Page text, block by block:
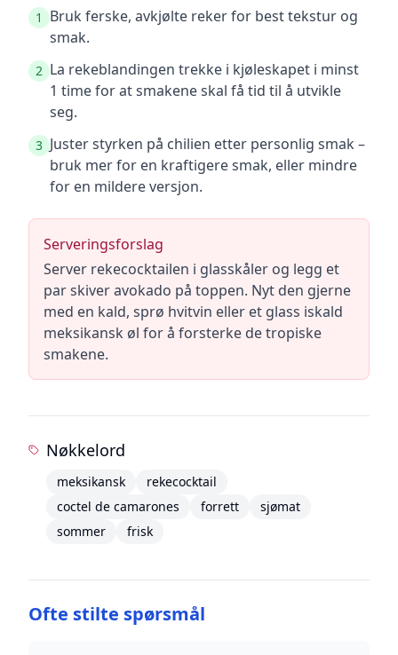
1
Bruk ferske, avkjølte reker for best tekstur og
smak.
2 La rekeblandingen trekke i kjøleskapet i minst
1 time for at smakene skal få tid til å utvikle
seg.
3 Juster styrken på chilien etter personlig smak –
bruk mer for en kraftigere smak, eller mindre
for en mildere versjon.
Serveringsforslag
Server rekecocktailen i glasskåler og legg et
par skiver avokado på toppen. Nyt den gjerne
med en kald, sprø hvitvin eller et glass iskald
meksikansk øl for å forsterke de tropiske
smakene.
Nøkkelord
meksikansk
rekecocktail
coctel de camarones
forrett
sjømat
sommer
frisk
Ofte stilte spørsmål